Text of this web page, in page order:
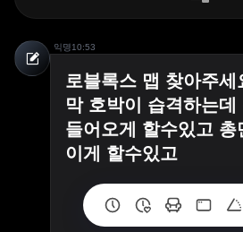
익명10:53
로블록스 맵 찾아주세
막 호박이 습격하는
들어오게 할수있고
이게 할수있고